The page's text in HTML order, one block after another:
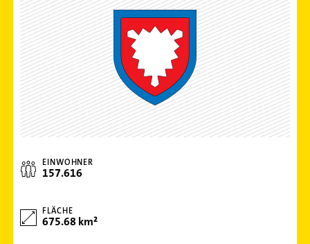
EINWOHNER
157.616
FLÄCHE
675.68 km²